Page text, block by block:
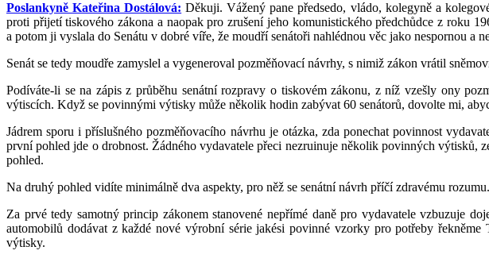
Poslankyně Kateřina Dostálová: Děkuji. Vážený pane předsedo, vládo, kolegyně a
proti přijetí tiskového zákona a naopak pro zrušení jeho komunistického předchůdce z roku
a potom ji vyslala do Senátu v dobré víře, že moudří senátoři nahlédnou věc jako nespornou a
Senát se tedy moudře zamyslel a vygeneroval pozměňovací návrhy, s nimiž zákon vrátil
Podíváte-li se na zápis z průběhu senátní rozpravy o tiskovém zákonu, z níž vzešly ony
výtiscích. Když se povinnými výtisky může několik hodin zabývat 60 senátorů, dovolte mi,
Jádrem sporu i příslušného pozměňovacího návrhu je otázka, zda ponechat povinnost
první pohled jde o drobnost. Žádného vydavatele přeci nezruinuje několik povinných výtisků,
pohled.
Na druhý pohled vidíte minimálně dva aspekty, pro něž se senátní návrh příčí zdravému rozumu.
Za prvé tedy samotný princip zákonem stanovené nepřímé daně pro vydavatele vzbuzuje
automobilů dodávat z každé nové výrobní série jakési povinné vzorky pro potřeby
výtisky.